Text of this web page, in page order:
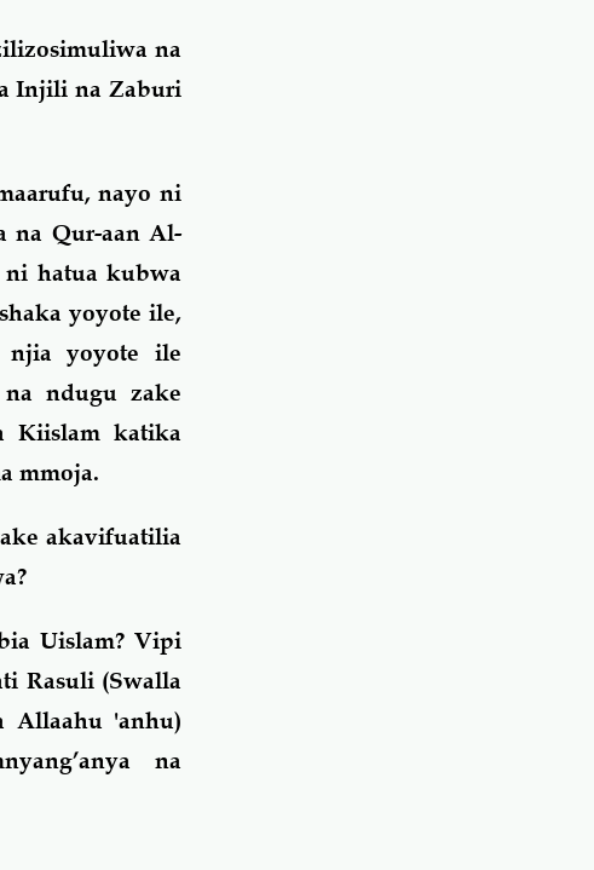
na
Injili na Zaburi
nayo ni
na Qur-aan Al-
hatua kubwa
yoyote ile,
njia yoyote ile
ndugu zake
Kiislam katika
mmoja.
akavifuatilia
Uislam? Vipi
Rasuli (Swalla
Allaahu 'anhu)
na